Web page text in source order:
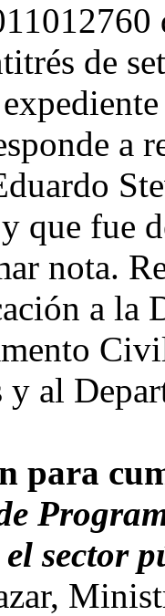
de
a
que fue
nota.
a la
y al
para
sector